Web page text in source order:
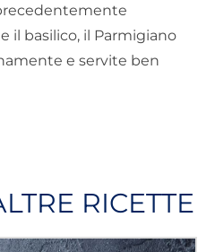
il basilico, il Parmigiano
e servite ben
RICETTE